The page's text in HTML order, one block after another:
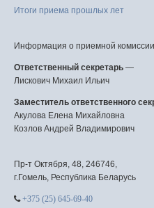
Итоги приема прошлых лет
Информация о приемной комиссии
Ответственный секретарь —
Лискович Михаил Ильич
Заместитель ответственного
Акулова Елена Михайловна
Козлов Андрей Владимирович
Пр-т Октября, 48, 246746,
г.Гомель, Республика Беларусь
+375 (25) 645-69-40